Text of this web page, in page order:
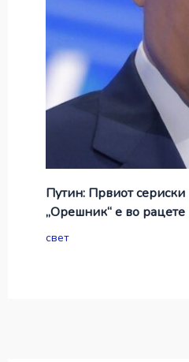
Путин: Првиот сериски
„Орешник“ е во рацете
свет